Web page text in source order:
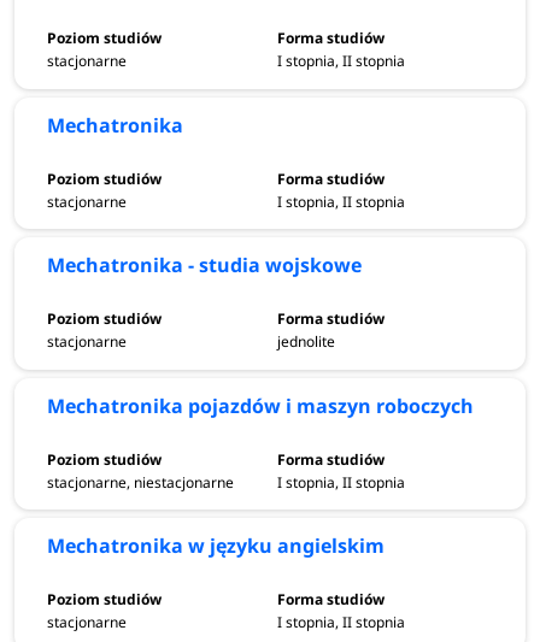
stacjonarne I stopnia, II stopnia
Mechatronika
stacjonarne I stopnia, II stopnia
Mechatronika - studia wojskowe
stacjonarne jednolite
Mechatronika pojazdów i maszyn roboczych
stacjonarne, niestacjonarne I stopnia, II stopnia
Mechatronika w języku angielskim
stacjonarne I stopnia, II stopnia